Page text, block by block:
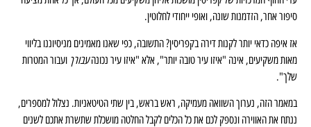
סיפור אחר, הזדמנות שונה, ואופי ייחודי לחלוטין.
אז איפה כדאי יותר לקנות דירה בקפריסין? התשובה, כפי שאנו מאמינים מניסיוננו בליווי
מאות משקיעים, אינה "איזו עיר טובה יותר", אלא "איזו עיר נכונהעבורךועבור המטרות
שלך".
במאמר הזה, נערוך השוואה מעמיקה, ראש בראש, בין שתי הטיטאניות. נצלול למספרים,
ננתח את האווירה ונספק לכם את כל הכלים לקבל החלטה מושכלת שתשרת אתכם לשנים